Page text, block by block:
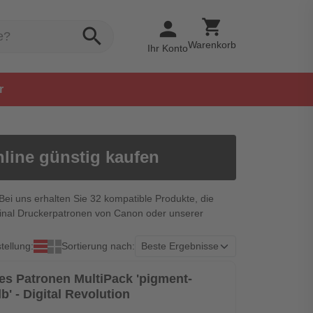
search person
Ihr Konto
shopping_cart
Warenkorb
günstig kaufen
uns erhalten Sie 32 kompatible Produkte, die
Druckerpatronen von Canon oder unserer
Sortierung nach:
Patronen MultiPack 'pigment-
- Digital Revolution